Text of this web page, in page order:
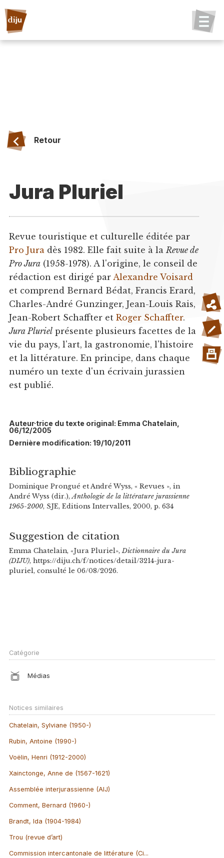
Retour
Jura Pluriel
Revue touristique et culturelle éditée par
Pro Juradès 1982. Elle fait suite à laRevue de
Pro Jura(1958-1978). A l'origine, le conseil de
rédaction est dirigé par Alexandre Voisard
et comprend Bernard Bédat, Francis Erard,
Charles-André Gunzinger, Jean-Louis Rais,
Jean-Robert Schaffter et Roger Schaffter.
Jura Plurielprésente plusieurs facettes de la
vie du pays, l'art, la gastronomie, l'histoire
et la littérature. En principe, dans chaque
numéro un texte d'un écrivain jurassien
est publié.
Auteur·trice du texte original: Emma Chatelain,
06/12/2005
Dernière modification: 19/10/2011
Bibliographie
Dominique Prongué et André Wyss, « Revues », in
André Wyss (dir.), Anthologie de la littérature jurassienne
1965-2000, SJE, Editions Intervalles, 2000, p. 634
Suggestion de citation
Emma Chatelain, «Jura Pluriel»,Dictionnaire du Jura
(DIJU), https://diju.ch/f/notices/detail/3214-jura-
pluriel, consulté le 06/08/2026.
Catégorie
Médias
Notices similaires
Chatelain, Sylviane (1950-)
Rubin, Antoine (1990-)
Voëlin, Henri (1912-2000)
Xainctonge, Anne de (1567-1621)
Assemblée interjurassienne (AIJ)
Comment, Bernard (1960-)
Brandt, Ida (1904-1984)
Trou (revue d’art)
Commission intercantonale de littérature (Ci...